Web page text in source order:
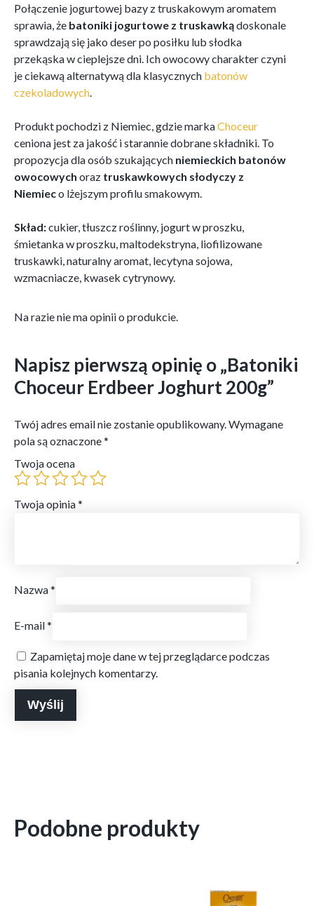
Połączenie jogurtowej bazy z truskakowym aromatem
sprawia, że batoniki jogurtowe z truskawkądoskonale
sprawdzają się jako deser po posiłku lub słodka
przekąska w cieplejsze dni. Ich owocowy charakter czyni
je ciekawą alternatywą dla klasycznych batonów
czekoladowych
Produkt pochodzi z Niemiec, gdzie markaChoceur
ceniona jest za jakość i starannie dobrane składniki. To
propozycja dla osób szukających niemieckich batonów
owocowych oraz truskawkowych słodyczy z
Niemieco lżejszym profilu smakowym.
Skład:cukier, tłuszcz roślinny, jogurt w proszku,
śmietanka w proszku, maltodekstryna, liofilizowane
truskawki, naturalny aromat, lecytyna sojowa,
wzmacniacze, kwasek cytrynowy.
Na razie nie ma opinii o produkcie.
Napisz pierwszą opinię o „Batoniki
Choceur Erdbeer Joghurt 200g”
Twój adres email nie zostanie opublikowany. Wymagane
pola są oznaczone*
Twoja ocena
Twoja opinia*
Nazwa*
E-mail*
Zapamiętaj moje dane w tej przeglądarce podczas
pisania kolejnych komentarzy.
Podobne produkty